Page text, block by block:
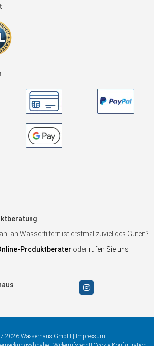
an Wasserfiltern ist erstmal zuviel des Guten?
Produktberater oder rufen Sie uns
2026 Wasserhaus GmbH |
Impressum